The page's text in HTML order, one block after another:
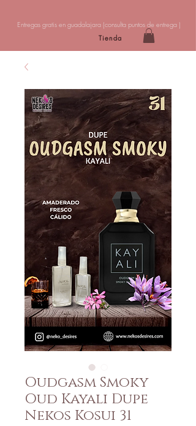
Entregas gratis en guadalajara (consulta puntos de entrega )
Tienda
Oudgasm Smoky
Oud Kayali Dupe
Nekos Kosui 31